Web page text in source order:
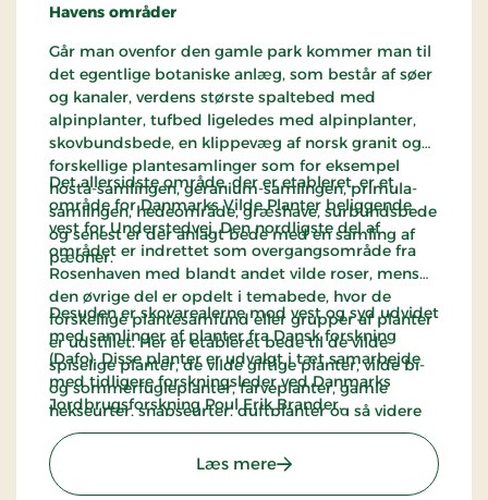
Havens områder
Går man ovenfor den gamle park kommer man til
det egentlige botaniske anlæg, som består af søer
og kanaler, verdens største spaltebed med
alpinplanter, tufbed ligeledes med alpinplanter,
skovbundsbede, en klippevæg af norsk granit og
forskellige plantesamlinger som for eksempel
hosta-samlingen, geranium-samlingen, primula-
samlingen, hedeområde, græshave, surbundsbede
og senest er der anlagt bede med en samling af
pæoner.
Det allersidste område, der er etableret, er et
område for Danmarks Vilde Planter beliggende
vest for Understedvej. Den nordligste del af
området er indrettet som overgangsområde fra
Rosenhaven med blandt andet vilde roser, mens
den øvrige del er opdelt i temabede, hvor de
forskellige plantesamfund eller grupper af planter
er udstillet. Her er etableret bede til de vilde
spiselige planter, de vilde giftige planter, vilde bi-
og sommerfugleplanter, farveplanter, gamle
hekseurter, snapseurter, duftplanter og så videre
ligesom, der i den sydlige del er etableret en 1.200
m
stor blomstermark.
Desuden er skovarealerne mod vest og syd udvidet
med samlinger af planter fra Dansk forskning
(Dafo). Disse planter er udvalgt i tæt samarbejde
med tidligere forskningsleder ved Danmarks
Jordbrugsforskning Poul Erik Brander.
Læs mere: Bangsbo Botaniske Have